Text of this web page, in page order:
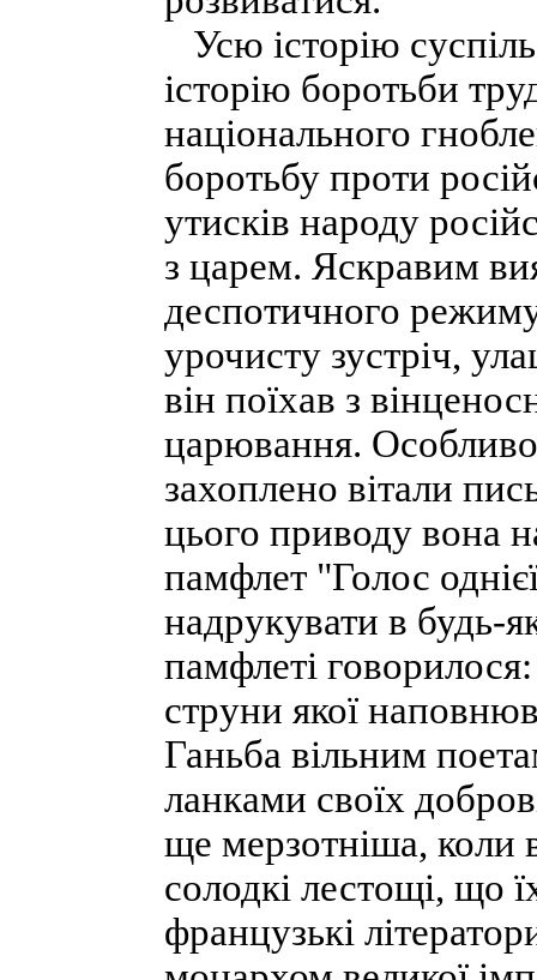
Усю історію
історію боротьби
національного
боротьбу проти
утисків народу
з царем. Яскравим
деспотичного режиму
урочисту зустріч,
він поїхав з
царювання.
захоплено вітали
цього приводу вона
памфлет "Голос
надрукувати в будь-
памфлеті
струни якої
Ганьба вільним
ланками своїх
ще мерзотніша, коли
солодкі лестощі, що
французькі